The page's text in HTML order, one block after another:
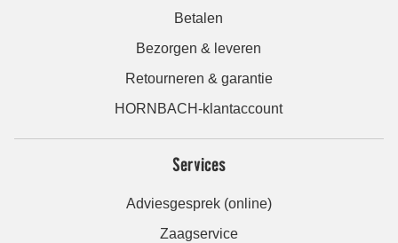
Betalen
Bezorgen & leveren
Retourneren & garantie
HORNBACH-klantaccount
Services
Adviesgesprek (online)
Zaagservice